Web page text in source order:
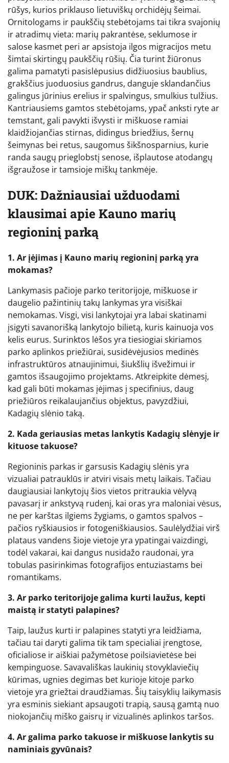
rūšys, kurios priklauso lietuviškų orchidėjų šeimai.
Ornitologams ir paukščių stebėtojams tai tikra svajonių
ir atradimų vieta: marių pakrantėse, seklumose ir
salose kasmet peri ar apsistoja ilgos migracijos metu
šimtai skirtingų paukščių rūšių. Čia turint žiūronus
galima pamatyti pasislėpusius didžiuosius baublius,
grakščius juoduosius gandrus, danguje sklandančius
galingus jūrinius erelius ir spalvingus, smulkius tulžius.
Kantriausiems gamtos stebėtojams, ypač anksti ryte ar
temstant, gali pavykti išvysti ir miškuose ramiai
klaidžiojančias stirnas, didingus briedžius, šernų
šeimynas bei retus, saugomus šikšnosparnius, kurie
randa saugų prieglobstį senose, išplautose atodangų
išgraužose ir tamsioje miškų tankmėje.
DUK: Dažniausiai užduodami
klausimai apie Kauno marių
regioninį parką
1. Ar įėjimas į Kauno marių regioninį parką yra
mokamas?
Lankymasis pačioje parko teritorijoje, miškuose ir
daugelio pažintinių takų lankymas yra visiškai
nemokamas. Visgi, visi lankytojai yra labai skatinami
įsigyti savanorišką lankytojo bilietą, kuris kainuoja vos
kelis eurus. Surinktos lėšos yra tiesiogiai skiriamos
parko aplinkos priežiūrai, susidėvėjusios medinės
infrastruktūros atnaujinimui, šiukšlių išvežimui ir
gamtos išsaugojimo projektams. Atkreipkite dėmesį,
kad gali būti mokamas įėjimas į specifinius, daug
priežiūros reikalaujančius objektus, pavyzdžiui,
Kadagių slėnio taką.
2. Kada geriausias metas lankytis Kadagių slėnyje ir
kituose takuose?
Regioninis parkas ir garsusis Kadagių slėnis yra
vizualiai patrauklūs ir atviri visais metų laikais. Tačiau
daugiausiai lankytojų šios vietos pritraukia vėlyvą
pavasarį ir ankstyvą rudenį, kai oras yra maloniai vėsus,
ne per karštas ilgiems žygiams, o gamtos spalvos –
pačios ryškiausios ir fotogeniškiausios. Saulėlydžiai virš
plataus vandens šioje vietoje yra ypatingai vaizdingi,
todėl vakarai, kai dangus nusidažo raudonai, yra
tobulas pasirinkimas fotografijos entuziastams bei
romantikams.
3. Ar parko teritorijoje galima kurti laužus, kepti
maistą ir statyti palapines?
Taip, laužus kurti ir palapines statyti yra leidžiama,
tačiau tai daryti galima tik tam specialiai įrengtose,
oficialiose ir aiškiai pažymėtose poilsiavietėse bei
kempinguose. Savavališkas laukinių stovyklaviečių
kūrimas, ugnies degimas bet kurioje kitoje parko
vietoje yra griežtai draudžiamas. Šių taisyklių laikymasis
yra esminis siekiant apsaugoti trapią, sausą gamtą nuo
niokojančių miško gaisrų ir vizualinės aplinkos taršos.
4. Ar galima parko takuose ir miškuose lankytis su
naminiais gyvūnais?